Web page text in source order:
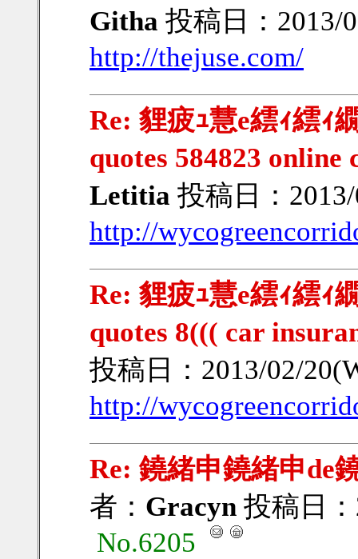
Githa 投稿日：2013/
http://thejuse.com/
Re: 貍疲ｭ慧e繧ｨ繧ｨ
quotes 584823
Letitia 投稿日：
http://
Re: 貍疲ｭ慧e繧ｨ繧ｨ
quotes 8((( car
投稿日：2013/02/
http://
Re: 鐃緒申鐃緒申de
者： Gracyn 投稿日
No.6205